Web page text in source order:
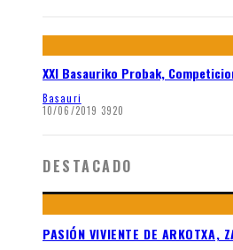
XXI Basauriko Probak,
Basauri
10/06/2019 3920
DESTACADO
PASIÓN VIVIENTE DE ARKOTXA,